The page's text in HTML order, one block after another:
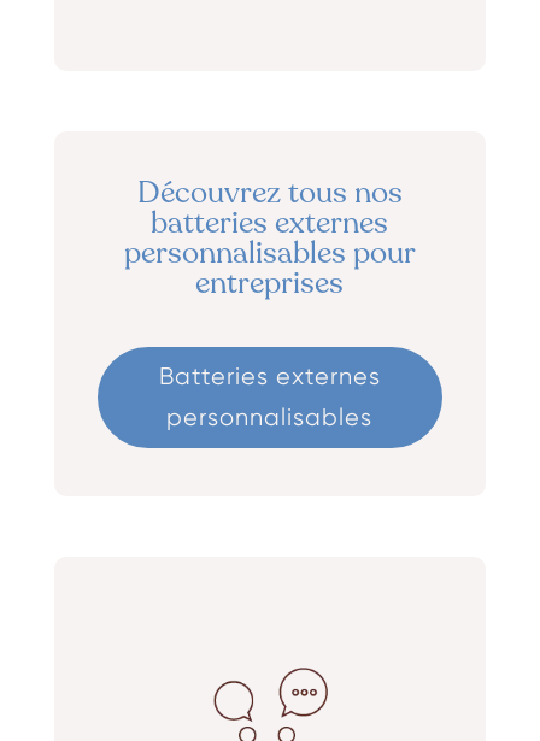
Découvrez tous nos
batteries externes
personnalisables pour
entreprises
Batteries externes
personnalisables